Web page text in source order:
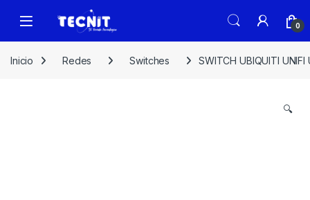
0
Inicio Redes Switches SWITCH UBIQUITI UNIFI
🔍